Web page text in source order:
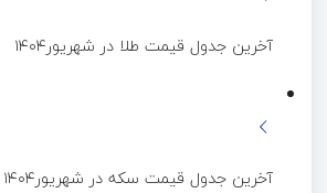
آخرین جدول قیمت طلا در شهریور۱۴۰۴
آخرین جدول قیمت سکه در شهریور۱۴۰۴